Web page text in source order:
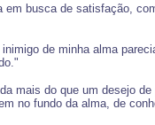
busca de satisfação,
de minha alma
mais do que um desejo
no fundo da alma, de